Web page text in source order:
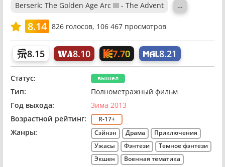
Berserk: The Golden Age Arc III - The Advent
…
8.14 826голосов, 106 467 просмотров
8.15 8.10 7.70 8.21
Статус: вышел
Тип:
Полнометражный фильм
Год выхода:
Зима 2013
Возрастной рейтинг:
R-17+
Жанры: Сэйнэн Драма
Приключения
Ужасы
Фэнтези
Темное фэнтези
Экшен
Военная тематика